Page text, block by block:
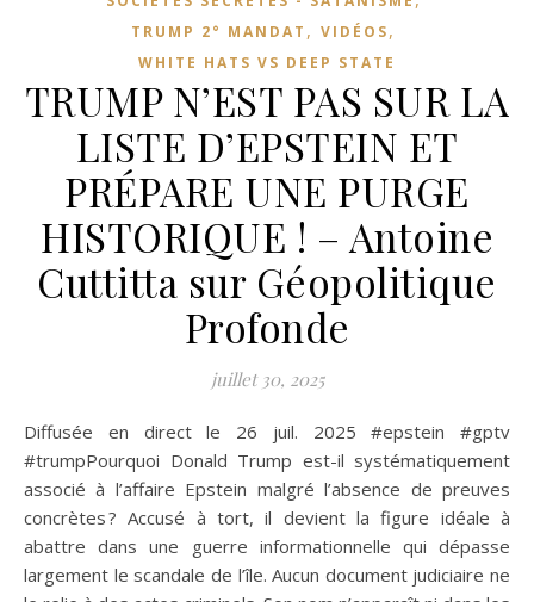
TRUMP 2° MANDAT , VIDÉOS,
WHITE HATS VS DEEP STATE
TRUMP N’EST PAS SUR LA
LISTE D’EPSTEIN ET
PRÉPARE UNE PURGE
HISTORIQUE ! – Antoine
Cuttitta sur Géopolitique
Profonde
juillet 30, 2025
Diffusée en direct le 26 juil. 2025 #epstein #gptv
#trumpPourquoi Donald Trump est-il systématiquement
associé à l’affaire Epstein malgré l’absence de preuves
concrètes ? Accusé à tort, il devient la figure idéale à
abattre dans une guerre informationnelle qui dépasse
largement le scandale de l’île. Aucun document judiciaire ne